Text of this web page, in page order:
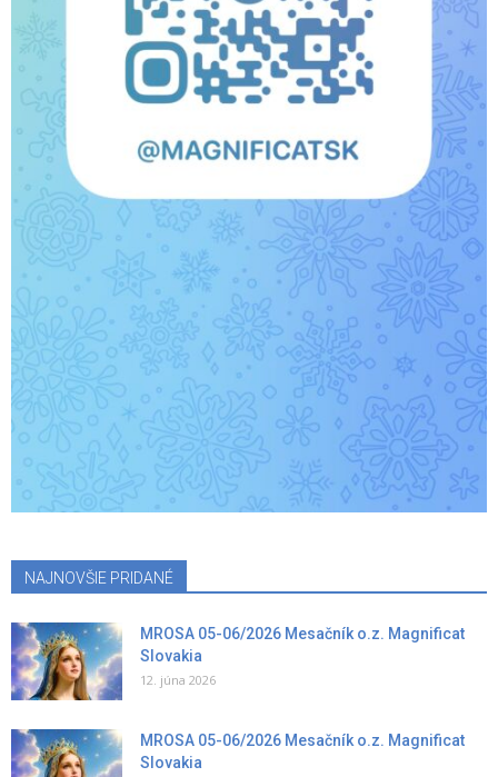
NAJNOVŠIE PRIDANÉ
MROSA 05-06/2026 Mesačník o.z. Magnificat
Slovakia
12. júna 2026
MROSA 05-06/2026 Mesačník o.z. Magnificat
Slovakia